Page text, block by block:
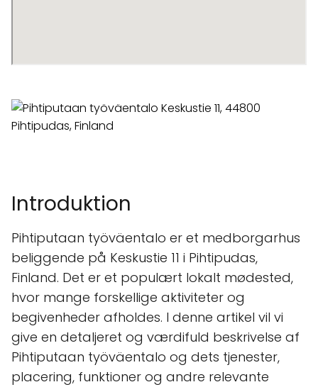
Introduktion
Pihtiputaan työväentalo er et medborgarhus
beliggende på Keskustie 11 i Pihtipudas,
Finland. Det er et populært lokalt mødested,
hvor mange forskellige aktiviteter og
begivenheder afholdes. I denne artikel vil vi
give en detaljeret og værdifuld beskrivelse af
Pihtiputaan työväentalo og dets tjenester,
placering, funktioner og andre relevante